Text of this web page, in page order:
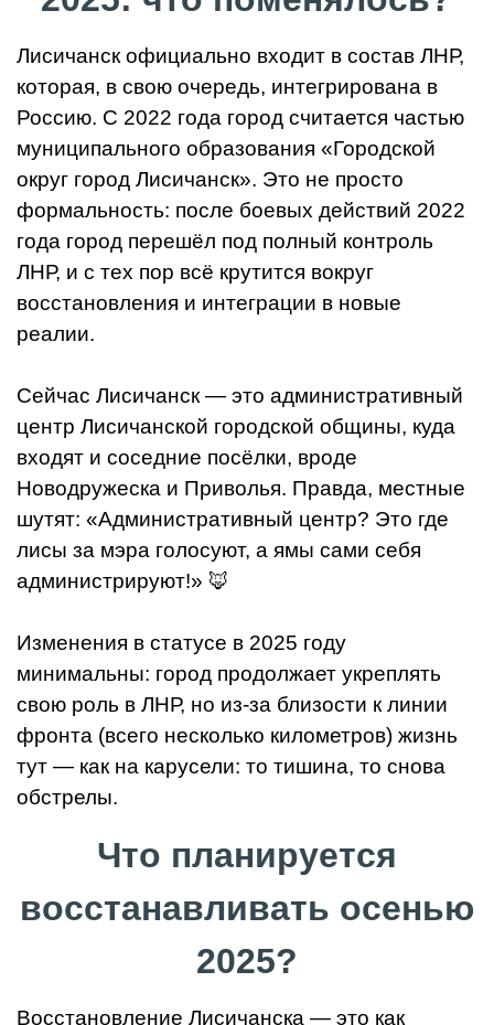
Лисичанск официально входит в состав ЛНР,
которая, в свою очередь, интегрирована в
Россию. С 2022 года город считается частью
муниципального образования «Городской
округ город Лисичанск». Это не просто
формальность: после боевых действий 2022
года город перешёл под полный контроль
ЛНР, и с тех пор всё крутится вокруг
восстановления и интеграции в новые
реалии.
Сейчас Лисичанск — это административный
центр Лисичанской городской общины, куда
входят и соседние посёлки, вроде
Новодружеска и Приволья. Правда, местные
шутят: «Административный центр? Это где
лисы за мэра голосуют, а ямы сами себя
администрируют!» 🦊
Изменения в статусе в 2025 году
минимальны: город продолжает укреплять
свою роль в ЛНР, но из-за близости к линии
фронта (всего несколько километров) жизнь
тут — как на карусели: то тишина, то снова
обстрелы.
Что планируется
восстанавливать осенью
2025?
Восстановление Лисичанска — это как